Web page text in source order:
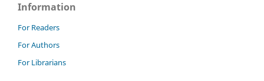
Information
For Readers
For Authors
For Librarians